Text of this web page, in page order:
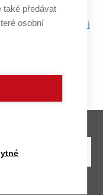
příležitost
studenty i
vystavují
také předávat
osobní